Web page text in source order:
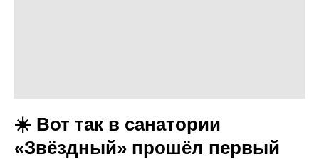
☀️ Вот так в санатории
«Звёздный» прошёл первый